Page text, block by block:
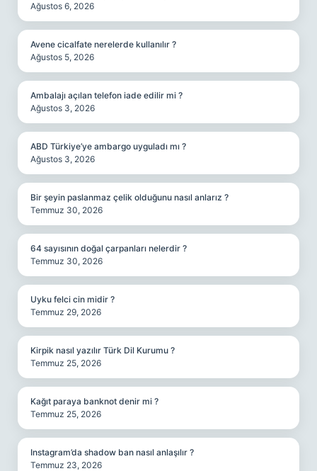
Ağustos 6, 2026
Avene cicalfate nerelerde kullanılır ?
Ağustos 5, 2026
Ambalajı açılan telefon iade edilir mi ?
Ağustos 3, 2026
ABD Türkiye’ye ambargo uyguladı mı ?
Ağustos 3, 2026
Bir şeyin paslanmaz çelik olduğunu nasıl anlarız ?
Temmuz 30, 2026
64 sayısının doğal çarpanları nelerdir ?
Temmuz 30, 2026
Uyku felci cin midir ?
Temmuz 29, 2026
Kirpik nasıl yazılır Türk Dil Kurumu ?
Temmuz 25, 2026
Kağıt paraya banknot denir mi ?
Temmuz 25, 2026
Instagram’da shadow ban nasıl anlaşılır ?
Temmuz 23, 2026